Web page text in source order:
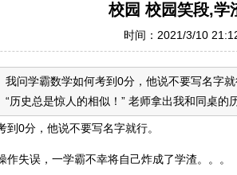
校园 校园笑段,学
时间：2021/3/10
我问学霸数学如何考到0分，他说不要写名字
“历史总是惊人的相似！” 老师拿出我和同桌
到0分，他说不要写名字就行。
作失误，一学霸不幸将自己炸成了学渣。。。